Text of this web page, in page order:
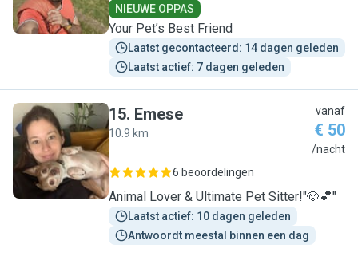
NIEUWE OPPAS
Your Pet’s Best Friend
Laatst gecontacteerd: 14 dagen geleden
Laatst actief: 7 dagen geleden
E
15. Emese
10.9 km
vanaf
€ 50
/nacht
6 beoordelingen
Animal Lover & Ultimate Pet Sitter!"🐶💕"
Laatst actief: 10 dagen geleden
Antwoordt meestal binnen een dag